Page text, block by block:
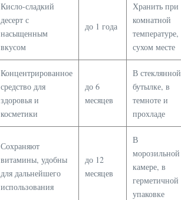
Кисло-сладкий
десерт с
насыщенным
вкусом
до 1 года
Хранить при
комнатной
температуре,
сухом месте
Концентрированное
средство для
здоровья и
косметики
до 6
месяцев
В стеклянной
бутылке, в
темноте и
прохладе
Сохраняют
витамины, удобны
для дальнейшего
использования
до 12
месяцев
В
морозильной
камере, в
герметичной
упаковке